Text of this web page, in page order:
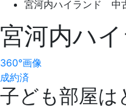
宮河内ハイランド 中
宮河内ハ
360°画像
成約済
子ども部屋は